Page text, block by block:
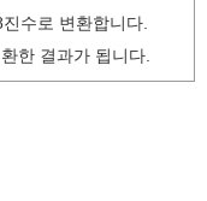
수로 변환합니다.
한 결과가 됩니다.